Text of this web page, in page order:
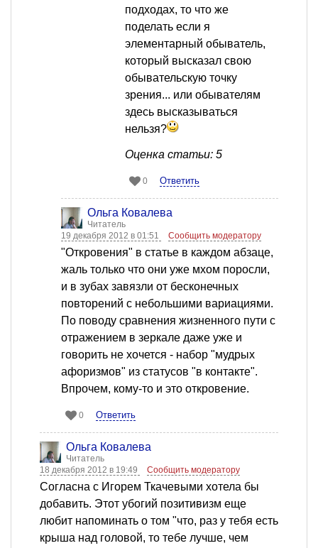
подходах, то что же
поделать если я
элементарный обыватель,
который высказал свою
обывательскую точку
зрения... или обывателям
здесь высказываться
нельзя?
Оценка статьи: 5
0 Ответить
Ольга Ковалева
Читатель
19 декабря 2012 в 01:51
Сообщить модератору
"Откровения" в статье в каждом абзаце,
жаль только что они уже мхом поросли,
и в зубах завязли от бесконечных
повторений с небольшими вариациями.
По поводу сравнения жизненного пути с
отражением в зеркале даже уже и
говорить не хочется - набор "мудрых
афоризмов" из статусов "в контакте".
Впрочем, кому-то и это откровение.
0 Ответить
Ольга Ковалева
Читатель
18 декабря 2012 в 19:49
Сообщить модератору
Согласна с Игорем Ткачевыми хотела бы
добавить. Этот убогий позитивизм еще
любит напоминать о том "что, раз у тебя есть
крыша над головой, то тебе лучше, чем